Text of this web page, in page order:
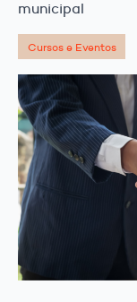
municipal
Cursos e Eventos